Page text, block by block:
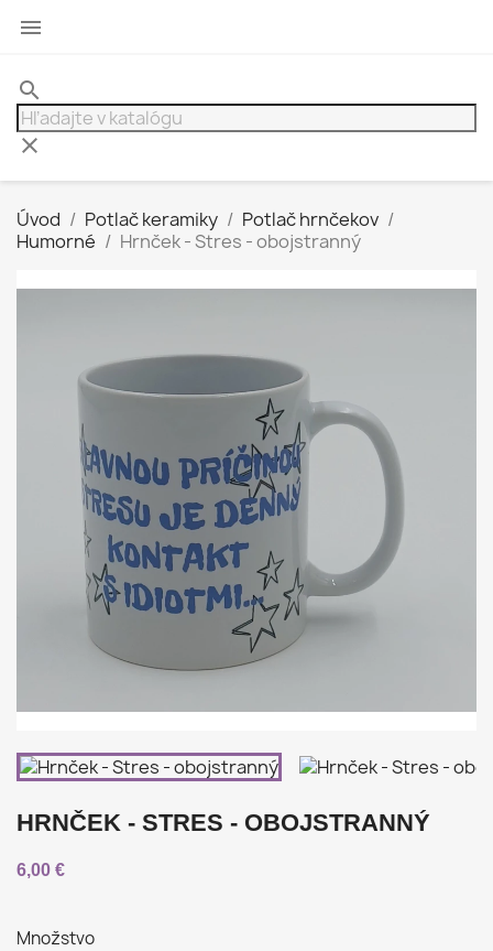

search
clear
Úvod Potlač keramiky
Potlač hrnčekov
Humorné
Hrnček - Stres - obojstranný
HRNČEK - STRES - OBOJSTRANNÝ
6,00 €
Množstvo